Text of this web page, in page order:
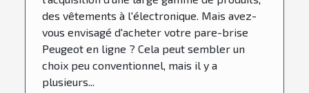
des vêtements à l'électronique. Mais avez-
vous envisagé d'acheter votre pare-brise
Peugeot en ligne ? Cela peut sembler un
choix peu conventionnel, mais il y a
plusieurs...